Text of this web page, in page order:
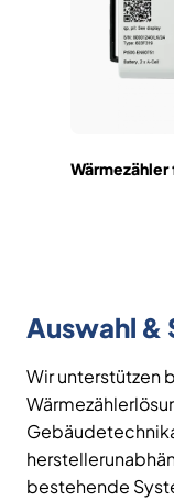
Auswahl &
Wir unterstützen
bestehende